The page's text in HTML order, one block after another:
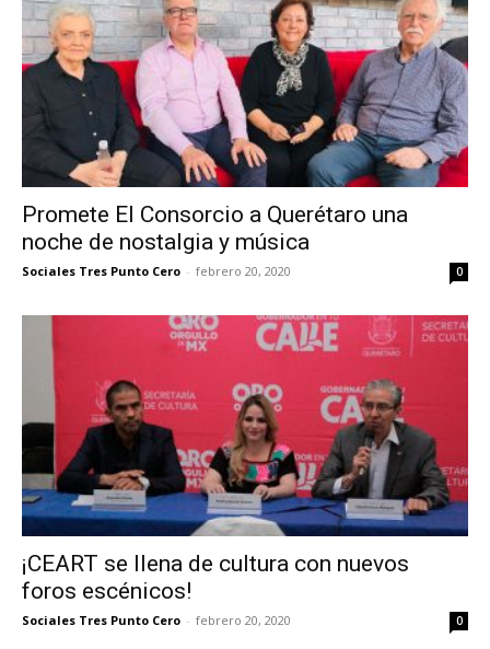
Promete El Consorcio a Querétaro una
noche de nostalgia y música
Sociales Tres Punto Cero - febrero 20, 2020 0
¡CEART se llena de cultura con nuevos
foros escénicos!
Sociales Tres Punto Cero - febrero 20, 2020 0